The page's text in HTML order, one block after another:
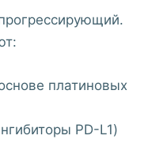
платиновых
PD-L1)